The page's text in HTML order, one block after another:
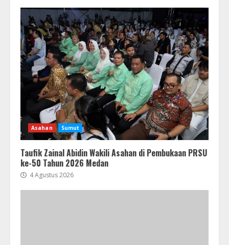
Asahan Sumut
Taufik Zainal Abidin Wakili Asahan di Pembukaan PRSU
ke-50 Tahun 2026 Medan
4 Agustus 2026